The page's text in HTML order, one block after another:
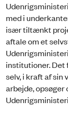
med i
især tiltænkt
aftale om et
institutioner. Det
selv, i kraft af sin
arbejde,